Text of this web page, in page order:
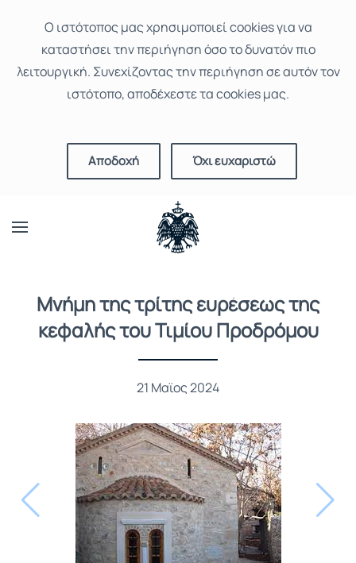
Ο ιστότοπoς μας χρησιμοποιεί cookies για να
καταστήσει την περιήγηση όσο το δυνατόν πιο
λειτουργική. Συνεχίζοντας την περιήγηση σε αυτόν τον
ιστότοπο, αποδέχεστε τα cookies μας.
Αποδοχή Όχι ευχαριστώ
Μνήμη της τρίτης ευρέσεως της
κεφαλής του Τιμίου Προδρόμου
21 Μαϊος 2024